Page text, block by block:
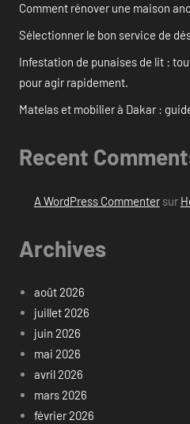
Comment rénover une maison
Sélectionner le bon service de
Infestation de punaises de lit :
pour agir rapidement.
Matelas et mobilier à Dakar :
Recent
A WordPress Commentersur
Archives
août 2026
juillet 2026
juin 2026
mai 2026
avril 2026
mars 2026
février 2026